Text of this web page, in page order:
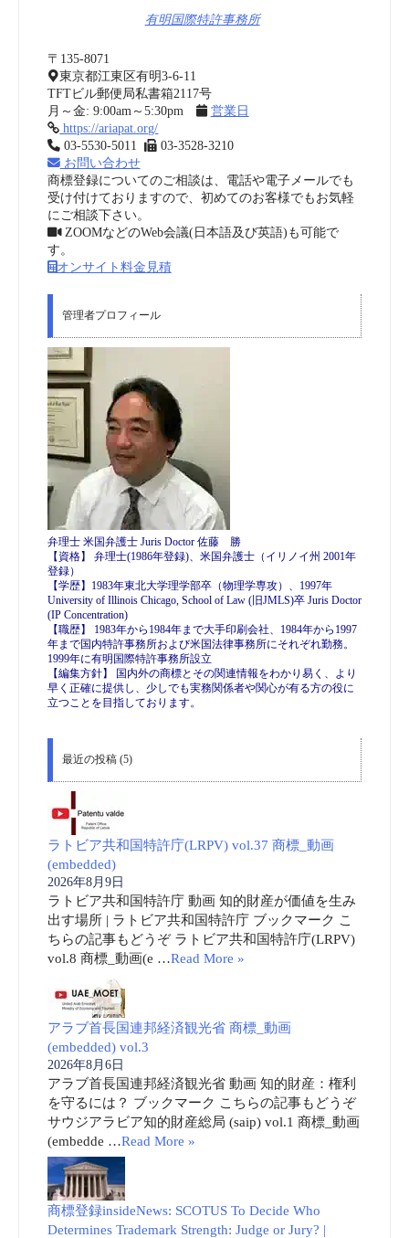
有明国際特許事務所
〒135-8071
東京都江東区有明3-6-11
TFTビル郵便局私書箱2117号
月～金: 9:00am～5:30pm
営業日
https://ariapat.org/
03-5530-5011
03-3528-3210
お問い合わせ
商標登録についてのご相談は、電話や電子メールでも
受け付けておりますので、初めてのお客様でもお気軽
にご相談下さい。
ZOOMなどのWeb会議(日本語及び英語)も可能で
す。
オンサイト料金見積
管理者プロフィール
弁理士 米国弁護士 Juris Doctor 佐藤 勝
【資格】 弁理士(1986年登録)、米国弁護士（イリノイ州 2001年
登録）
【学歴】1983年東北大学理学部卒（物理学専攻）、1997年
University of Illinois Chicago, School of Law (旧JMLS)卒 Juris Doctor
(IP Concentration)
【職歴】 1983年から1984年まで大手印刷会社、1984年から1997
年まで国内特許事務所および米国法律事務所にそれぞれ勤務。
1999年に有明国際特許事務所設立
【編集方針】 国内外の商標とその関連情報をわかり易く、より
早く正確に提供し、少しでも実務関係者や関心が有る方の役に
立つことを目指しております。
最近の投稿 (5)
ラトビア共和国特許庁(LRPV) vol.37 商標_動画
(embedded)
2026年8月9日
ラトビア共和国特許庁 動画 知的財産が価値を生み
出す場所 | ラトビア共和国特許庁 ブックマーク こ
ちらの記事もどうぞ ラトビア共和国特許庁(LRPV)
vol.8 商標_動画(e …Read More »
アラブ首長国連邦経済観光省 商標_動画
(embedded) vol.3
2026年8月6日
アラブ首長国連邦経済観光省 動画 知的財産：権利
を守るには？ ブックマーク こちらの記事もどうぞ
サウジアラビア知的財産総局 (saip) vol.1 商標_動画
(embedde …Read More »
商標登録insideNews: SCOTUS To Decide Who
Determines Trademark Strength: Judge or Jury? |